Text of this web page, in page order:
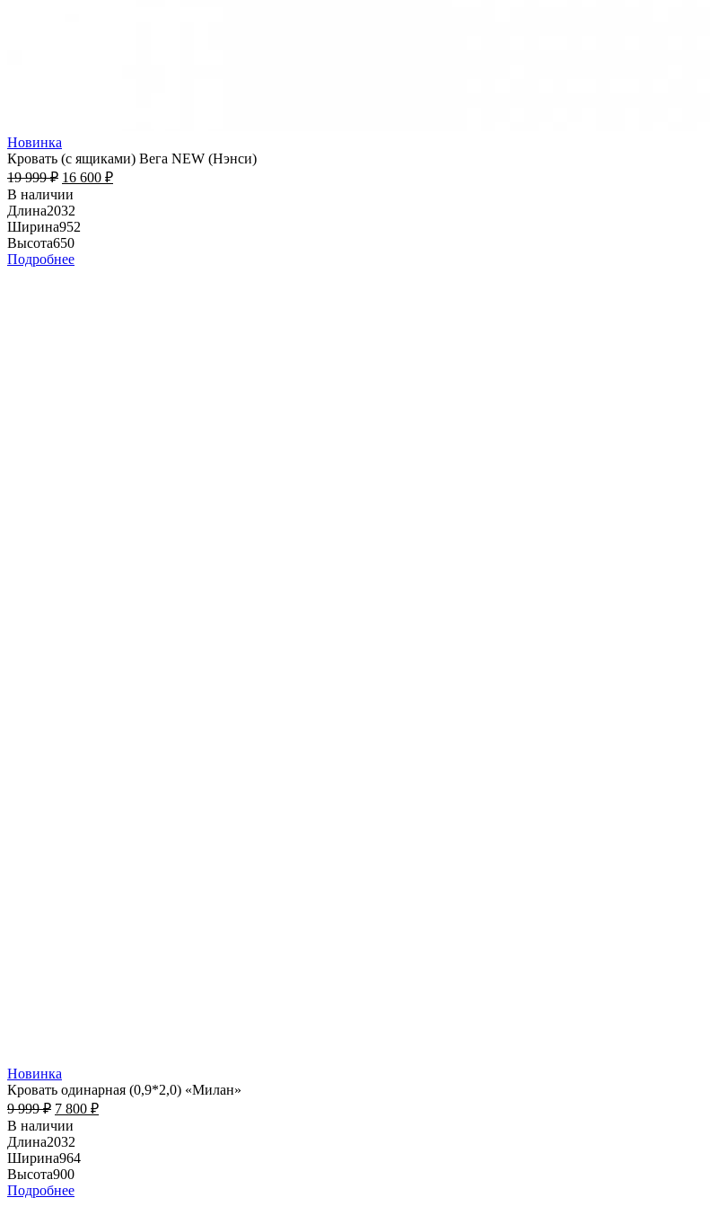
Новинка
Кровать (с ящиками) Вега NEW (Нэнси)
19 999₽ 16 600 ₽
В наличии
Длина2032
Ширина952
Высота650
Подробнее
Новинка
Кровать одинарная (0,9*2,0) «Милан»
9 999₽ 7 800 ₽
В наличии
Длина2032
Ширина964
Высота900
Подробнее